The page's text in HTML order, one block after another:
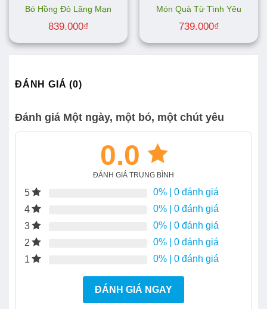
Bó Hồng Đỏ Lãng Mạn
839.000₫
Món Quà Từ Tình Yêu
739.000₫
ĐÁNH GIÁ (0)
Đánh giá Một ngày, một bó, một chút yêu
0.0
ĐÁNH GIÁ TRUNG BÌNH
5 0% | 0 đánh giá
4
0% | 0 đánh giá
3
0% | 0 đánh giá
2
0% | 0 đánh giá
1
0% | 0 đánh giá
ĐÁNH GIÁ NGAY